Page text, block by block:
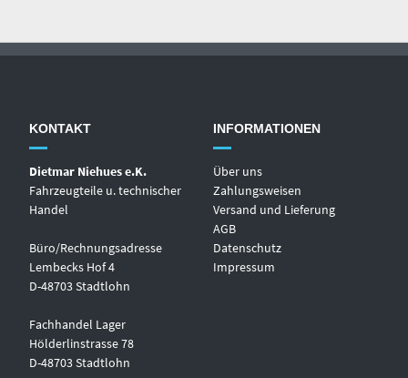
KONTAKT
Dietmar Niehues e.K.
Fahrzeugteile u. technischer
Handel
Büro/Rechnungsadresse
Lembecks Hof 4
D-48703 Stadtlohn
Fachhandel Lager
Hölderlinstrasse 78
D-48703 Stadtlohn
INFORMATIONEN
Über uns
Zahlungsweisen
Versand und Lieferung
AGB
Datenschutz
Impressum